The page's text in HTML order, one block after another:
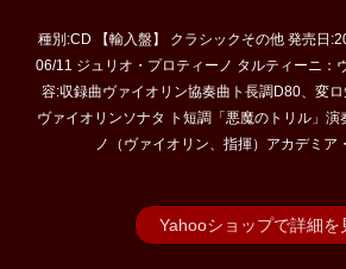
種別:CD 【輸入盤】 クラシックその他 発売日
06/11 ジュリオ・プロティーノ タルティーニ：
容:収録曲ヴァイオリン協奏曲ト長調D80、変
ヴァイオリンソナタ ト短調「悪魔のトリル」演
ノ（ヴァイオリン、指揮）アカデミア
Yahooショップで詳細を